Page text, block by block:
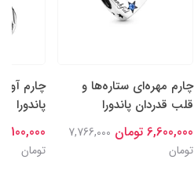
چارم مهره‌ای ستاره‌ها و
قلب قدردان پاندورا
6,600,000 تومان
7,766,000
تومان
چارم
پاندورا
7,100,000 تومان
تومان